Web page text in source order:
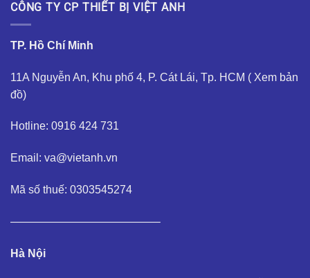
CÔNG TY CP THIẾT BỊ VIỆT ANH
TP. Hồ Chí Minh
11A Nguyễn An, Khu phố 4, P. Cát Lái, Tp. HCM ( Xem bản
đồ)
Hotline: 0916 424 731
Email: va@vietanh.vn
Mã số thuế: 0303545274
—————————————–
Hà Nội